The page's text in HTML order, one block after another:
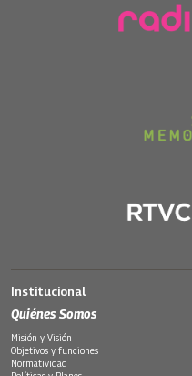
Institucional
Quiénes Somos
Misión y Visión
Objetivos y funciones
Normatividad